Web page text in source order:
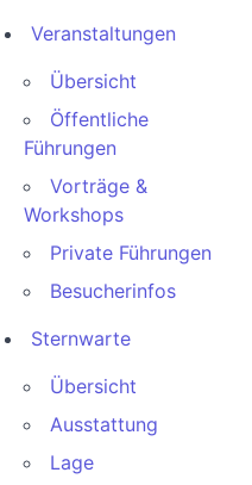
Veranstaltungen
Übersicht
Öffentliche
Führungen
Vorträge &
Workshops
Private Führungen
Besucherinfos
Sternwarte
Übersicht
Ausstattung
Lage